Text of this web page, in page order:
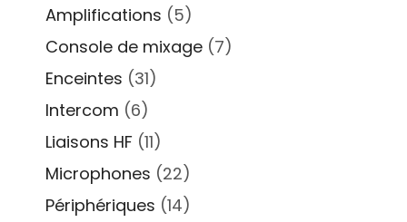
Amplifications (5)
Console de mixage (7)
Enceintes (31)
Intercom (6)
Liaisons HF (11)
Microphones (22)
Périphériques (14)